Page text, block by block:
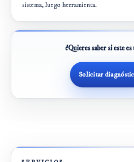
sistema, luego herramienta.
¿Quieres saber si este
Solicitar